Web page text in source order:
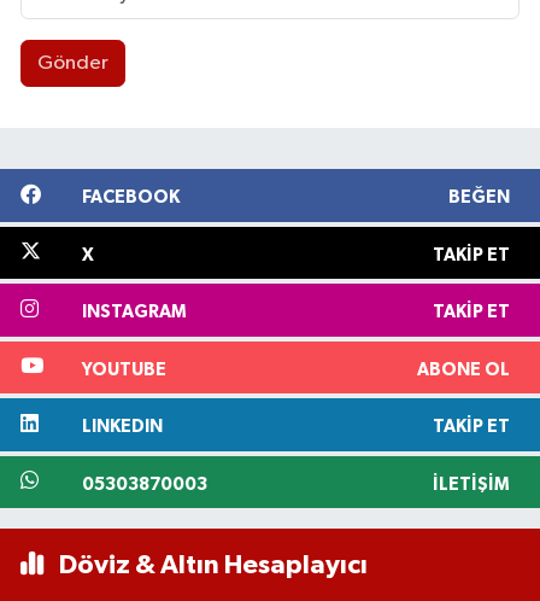
Gönder
FACEBOOK BEĞEN
X TAKIP ET
INSTAGRAM TAKIP ET
YOUTUBE ABONE OL
LINKEDIN TAKIP ET
05303870003 İLETIŞIM
Döviz & Altın Hesaplayıcı